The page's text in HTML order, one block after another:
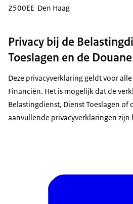
2500EE Den Haag
Privacy bij de
Toeslagen en de Douane
Deze privacyverklaring geldt voor
Financiën. Het is mogelijk dat de
Belastingdienst, Dienst Toeslagen of
aanvullende privacyverklaringen zijn